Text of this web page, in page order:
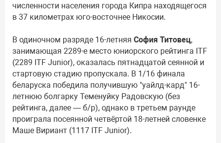
численности населения города Кипра находящегося
в 37 километрах юго-восточнее Никосии.
В одиночном разряде 16-летняя София Титовец,
занимающая 2289-е место юниорского рейтинга ITF
(2289 ITF Junior), оказалась пятнадцатой сеянной и
стартовую стадию пропускала. В 1/16 финала
беларуска победила получившую "уайлд-кард" 16-
летнюю болгарку Теменуйку Радовскую (без
рейтинга, далее — б/р), однако в третьем раунде
проиграла посеянной четвёртой 18-летней словенке
Маше Вириант (1117 ITF Junior).